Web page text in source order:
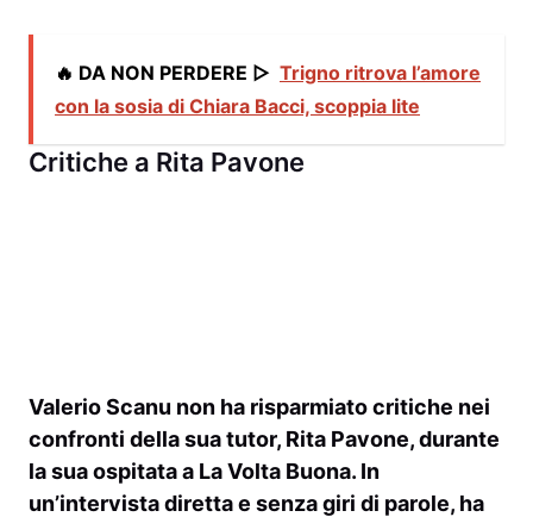
🔥 DA NON PERDERE ▷ Trigno ritrova l’amore
con la sosia di Chiara Bacci, scoppia lite
Critiche a Rita Pavone
Valerio Scanu non ha risparmiato critiche nei
confronti della sua tutor, Rita Pavone, durante
la sua ospitata a La Volta Buona. In
un’intervista diretta e senza giri di parole, ha